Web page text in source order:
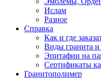
Ислам
Разное
Справка
Как и где
Виды гранита
Эпитафии на
Сертификаты
Гранитополимер